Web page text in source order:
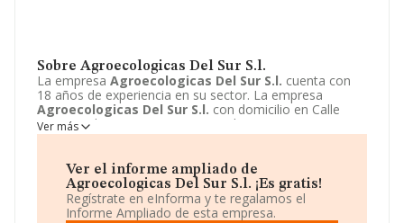
Sobre Agroecologicas Del Sur S.l.
La empresa Agroecologicas Del Sur S.l. cuenta con
18 años de experiencia en su sector. La empresa
Agroecologicas Del Sur S.l. con domicilio en Calle
Conjunto la Ermita, 7, Torrox, Malaga. La empresa
Agroecologicas Del Sur S.l.está inscrita como
Ver más
Ver el informe ampliado de
Agroecologicas Del Sur S.l. ¡Es gratis!
Regístrate en eInforma y te regalamos el
Informe Ampliado de esta empresa.